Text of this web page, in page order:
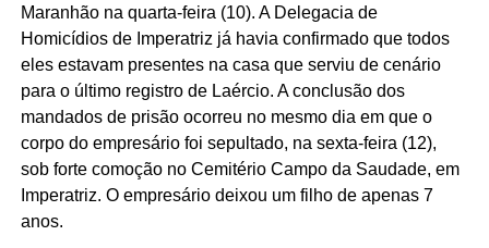
Maranhão na quarta-feira (10). A Delegacia de
Homicídios de Imperatriz já havia confirmado que todos
eles estavam presentes na casa que serviu de cenário
para o último registro de Laércio. A conclusão dos
mandados de prisão ocorreu no mesmo dia em que o
corpo do empresário foi sepultado, na sexta-feira (12),
sob forte comoção no Cemitério Campo da Saudade, em
Imperatriz. O empresário deixou um filho de apenas 7
anos.